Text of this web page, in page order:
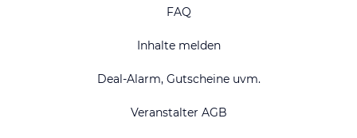
FAQ
Inhalte melden
Deal-Alarm, Gutscheine uvm.
Veranstalter AGB